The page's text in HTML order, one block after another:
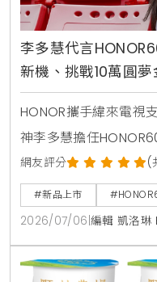
李多慧代言
新機、挑戰10萬圓
HONOR攜手緯來電視
神李多慧擔任
界首發AI圖轉影片功能
活動，至台北三創或
機，參與網站投票週週
機創作還能角逐10萬圓
網友評分 (
#新品上市
2026/07/06 編輯 凱洛琳